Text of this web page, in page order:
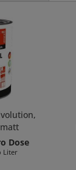
Dose
Liter